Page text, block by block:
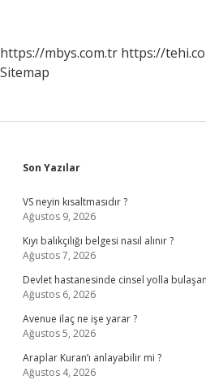
https://mbys.com.tr https://
Sitemap
Sidebar
Son Yazılar
VS neyin kısaltmasıdır ?
Ağustos 9, 2026
Kıyı balıkçılığı belgesi nasıl alınır ?
Ağustos 7, 2026
Devlet hastanesinde cinsel yolla bulaşan
Ağustos 6, 2026
Avenue ilaç ne işe yarar ?
Ağustos 5, 2026
Araplar Kuran’ı anlayabilir mi ?
Ağustos 4, 2026